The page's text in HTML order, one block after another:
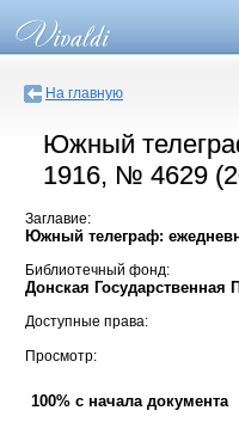
На главную
Южный
1916, № 4629
Заглавие:
Южный телеграф:
Библиотечный фонд:
Донская Государственная
Доступные права:
Просмотр:
100% с начала документа